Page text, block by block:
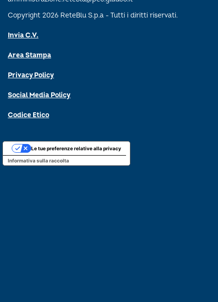
Copyright 2026 ReteBlu S.p.a - Tutti i diritti riservati.
Invia C.V.
Area Stampa
Privacy Policy
Social Media Policy
Codice Etico
Informativa sulla raccolta
Le tue preferenze relative alla privacy